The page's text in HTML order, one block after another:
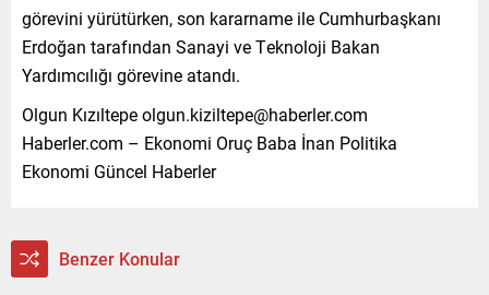
görevini yürütürken, son kararname ile Cumhurbaşkanı
Erdoğan tarafından Sanayi ve Teknoloji Bakan
Yardımcılığı görevine atandı.
Olgun Kızıltepe olgun.kiziltepe@haberler.com
Haberler.com – Ekonomi Oruç Baba İnan Politika
Ekonomi Güncel Haberler
Benzer Konular